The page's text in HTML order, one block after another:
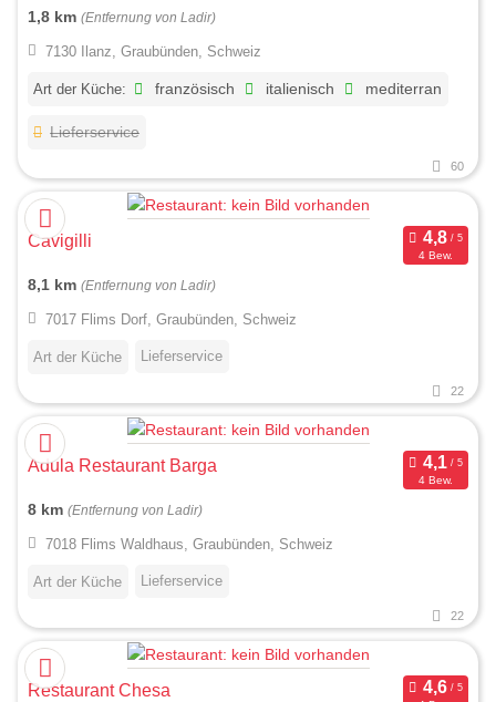
1,8 km (Entfernung von Ladir)
7130 Ilanz, Graubünden, Schweiz
Art der Küche: französisch italienisch mediterran
Lieferservice
60
Cavigilli
4 Bew.
8,1 km (Entfernung von Ladir)
7017 Flims Dorf, Graubünden, Schweiz
Art der Küche Lieferservice
22
Adula Restaurant Barga
4 Bew.
8 km (Entfernung von Ladir)
7018 Flims Waldhaus, Graubünden, Schweiz
Art der Küche Lieferservice
22
Restaurant Chesa